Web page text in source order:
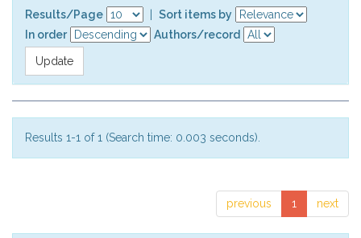
Results/Page
Sort items by
In order
Authors/record
Results 1-1 of 1 (Search time: 0.003 seconds).
previous 1 next